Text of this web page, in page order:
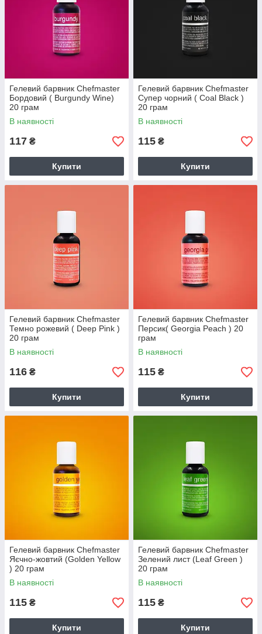
Гелевий барвник Chefmaster
Бордовий ( Burgundy Wine)
20 грам
В наявності
117 ₴
Купити
Гелевий барвник Chefmaster
Супер чорний ( Coal Black )
20 грам
В наявності
115 ₴
Купити
Гелевий барвник Chefmaster
Темно рожевий ( Deep Pink )
20 грам
В наявності
116 ₴
Купити
Гелевий барвник Chefmaster
Персик( Georgia Peach ) 20
грам
В наявності
115 ₴
Купити
Гелевий барвник Chefmaster
Яєчно-жовтий (Golden Yellow
) 20 грам
В наявності
115 ₴
Купити
Гелевий барвник Chefmaster
Зелений лист (Leaf Green )
20 грам
В наявності
115 ₴
Купити